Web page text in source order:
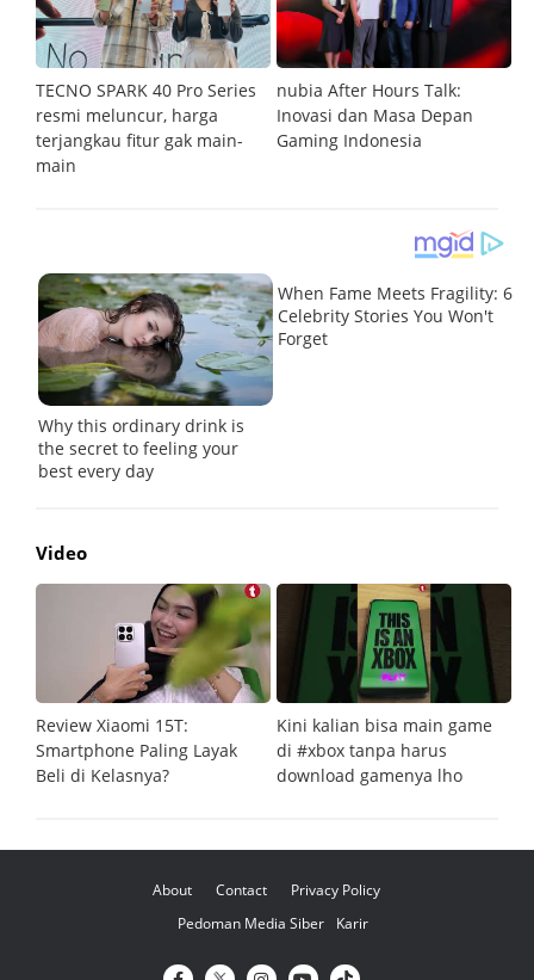
TECNO SPARK 40 Pro Series
resmi meluncur, harga
terjangkau fitur gak main-
main
nubia After Hours Talk:
Inovasi dan Masa Depan
Gaming Indonesia
Video
Review Xiaomi 15T:
Smartphone Paling Layak
Beli di Kelasnya?
Kini kalian bisa main game
di #xbox tanpa harus
download gamenya lho
About Contact
Privacy Policy
Pedoman Media Siber
Karir